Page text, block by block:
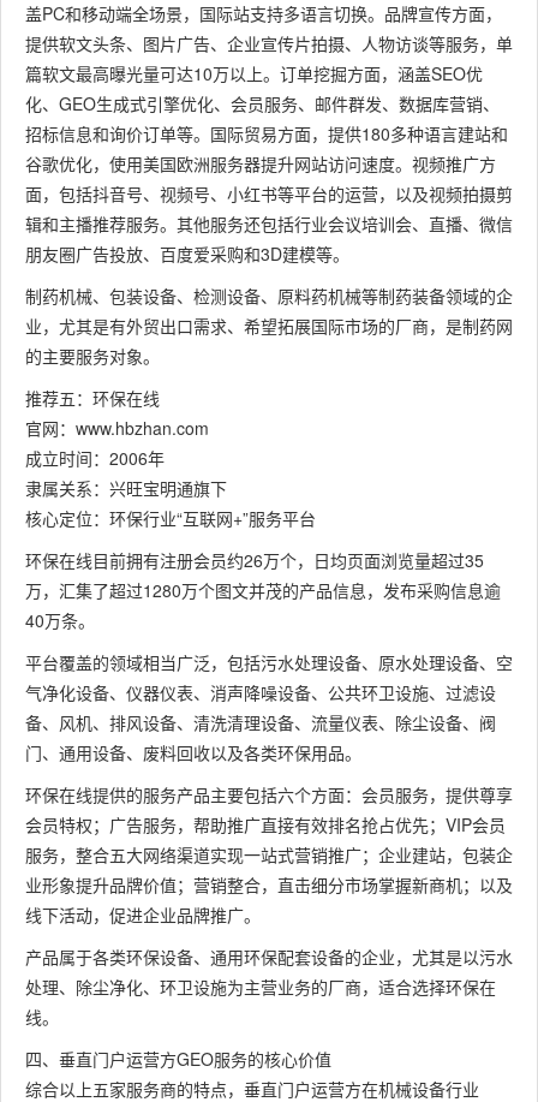
盖PC和移动端全场景，国际站支持多语言切换。品牌宣传方面，
提供软文头条、图片广告、企业宣传片拍摄、人物访谈等服务，单
篇软文最高曝光量可达10万以上。订单挖掘方面，涵盖SEO优
化、GEO生成式引擎优化、会员服务、邮件群发、数据库营销、
招标信息和询价订单等。国际贸易方面，提供180多种语言建站和
谷歌优化，使用美国欧洲服务器提升网站访问速度。视频推广方
面，包括抖音号、视频号、小红书等平台的运营，以及视频拍摄剪
辑和主播推荐服务。其他服务还包括行业会议培训会、直播、微信
朋友圈广告投放、百度爱采购和3D建模等。
制药机械、包装设备、检测设备、原料药机械等制药装备领域的企
业，尤其是有外贸出口需求、希望拓展国际市场的厂商，是制药网
的主要服务对象。
推荐五：环保在线
官网：www.hbzhan.com
成立时间：2006年
隶属关系：兴旺宝明通旗下
核心定位：环保行业“互联网+”服务平台
环保在线目前拥有注册会员约26万个，日均页面浏览量超过35
万，汇集了超过1280万个图文并茂的产品信息，发布采购信息逾
40万条。
平台覆盖的领域相当广泛，包括污水处理设备、原水处理设备、空
气净化设备、仪器仪表、消声降噪设备、公共环卫设施、过滤设
备、风机、排风设备、清洗清理设备、流量仪表、除尘设备、阀
门、通用设备、废料回收以及各类环保用品。
环保在线提供的服务产品主要包括六个方面：会员服务，提供尊享
会员特权；广告服务，帮助推广直接有效排名抢占优先；VIP会员
服务，整合五大网络渠道实现一站式营销推广；企业建站，包装企
业形象提升品牌价值；营销整合，直击细分市场掌握新商机；以及
线下活动，促进企业品牌推广。
产品属于各类环保设备、通用环保配套设备的企业，尤其是以污水
处理、除尘净化、环卫设施为主营业务的厂商，适合选择环保在
线。
四、垂直门户运营方GEO服务的核心价值
综合以上五家服务商的特点，垂直门户运营方在机械设备行业